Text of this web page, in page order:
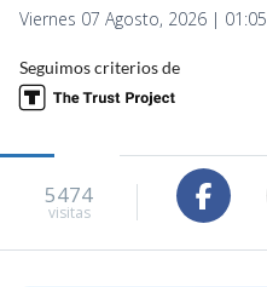
Viernes 07 Agosto, 2026 | 01:05
Seguimos criterios de
5474
visitas